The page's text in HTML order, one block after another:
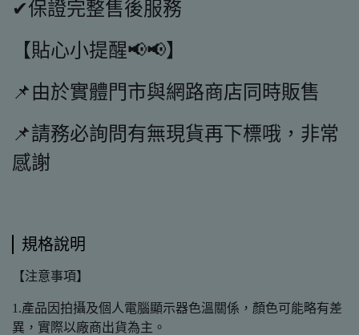
✔保證完整售後服務
【貼心小提醒📢📢】
📌由於實體門市與網路商店同時販售
📌請務必詢問有無現貨再下標哦，非常
感謝
規格說明
【注意事項】
1.產品因拍攝及個人電腦顯示器色溫關係，顏色可能略有差
異，實際以廠商出貨為主。